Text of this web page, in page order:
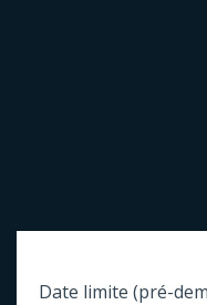
Date limite (pré-